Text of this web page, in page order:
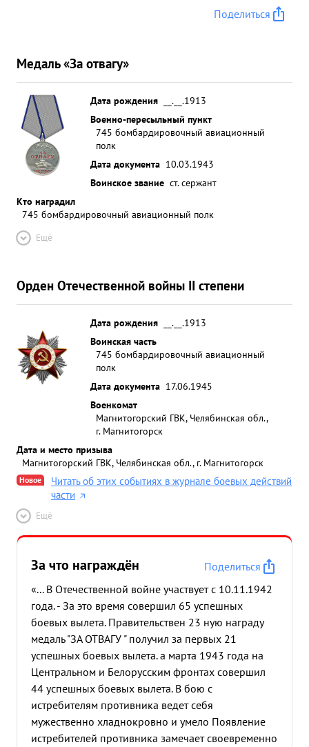
Поделиться
Медаль «За отвагу»
Дата рождения
__.__.1913
Военно-пересыльный пункт
745 бомбардировочный авиационный
полк
Дата документа 10.03.1943
Воинское звание ст. сержант
Кто наградил
745 бомбардировочный авиационный полк
Ещё
Орден Отечественной войны II степени
Дата рождения
__.__.1913
Воинская часть
745 бомбардировочный авиационный
полк
Дата документа 17.06.1945
Военкомат
Магнитогорский ГВК, Челябинская обл.,
г. Магнитогорск
Дата и место призыва
Магнитогорский ГВК, Челябинская обл., г. Магнитогорск
Новое
Читать об этих событиях в журнале боевых действий
части
Ещё
За что награждён
Поделиться
«... В Отечественной войне участвует с 10.11.1942
года. - За это время совершил 65 успешных
боевых вылета. Правительствен 23 ную награду
медаль "ЗА ОТВАГУ " получил за первых 21
успешных боевых вылета. а марта 1943 года на
Центральном и Белорусским фронтах совершил
44 успешных боевых вылета. В бою с
истребителям противника ведет себя
мужественно хладнокровно и умело Появление
истребителей противника замечает своевременно